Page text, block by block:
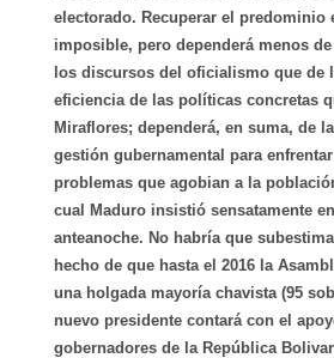
electorado. Recuperar el predominio
imposible, pero dependerá menos
los discursos del oficialismo que de
eficiencia de las políticas concretas
Miraflores; dependerá, en suma, de
gestión gubernamental para
problemas que agobian a la
cual Maduro insistió sensatamente
anteanoche. No habría que
hecho de que hasta el 2016 la
una holgada mayoría chavista (95
nuevo presidente contará con el
gobernadores de la República